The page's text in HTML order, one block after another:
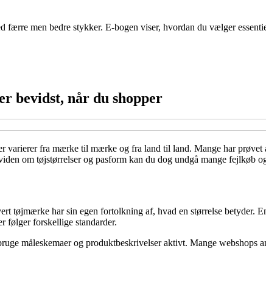
men bedre stykker. E-bogen viser, hvordan du vælger
bevidst, når du shopper
fra mærke til mærke og fra land til land. Mange har prøvet
om tøjstørrelser og pasform kan du dog undgå mange fejlkøb
tøjmærke har sin egen fortolkning af, hvad en størrelse betyder.
følger forskellige standarder.
måleskemaer og produktbeskrivelser aktivt. Mange webshops